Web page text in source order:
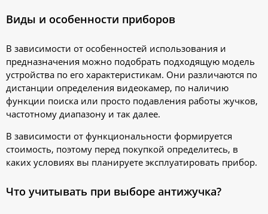
Виды и особенности приборов
В зависимости от особенностей использования и
предназначения можно подобрать подходящую модель
устройства по его характеристикам. Они различаются по
дистанции определения видеокамер, по наличию
функции поиска или просто подавления работы жучков,
частотному диапазону и так далее.
В зависимости от функциональности формируется
стоимость, поэтому перед покупкой определитесь, в
каких условиях вы планируете эксплуатировать прибор.
Что учитывать при выборе антижучка?